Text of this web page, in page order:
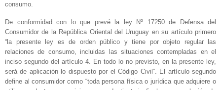
consumo.
De conformidad con lo que prevé la ley Nº 17250 de Defensa del
Consumidor de la República Oriental del Uruguay en su artículo primero
“la presente ley es de orden público y tiene por objeto regular las
relaciones de consumo, incluidas las situaciones contempladas en el
inciso segundo del artículo 4. En todo lo no previsto, en la presente ley,
será de aplicación lo dispuesto por el Código Civil”. El artículo segundo
define al consumidor como “toda persona física o jurídica que adquiere o